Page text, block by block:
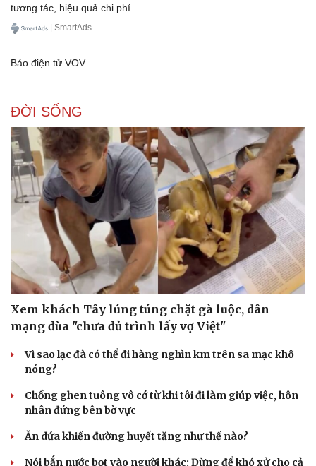
tương tác, hiệu quả chi phí.
| SmartAds
ĐỜI SỐNG
Xem khách Tây lúng túng chặt gà luộc, dân
mạng đùa "chưa đủ trình lấy vợ Việt"
nóng?
nhân đứng bên bờ vực